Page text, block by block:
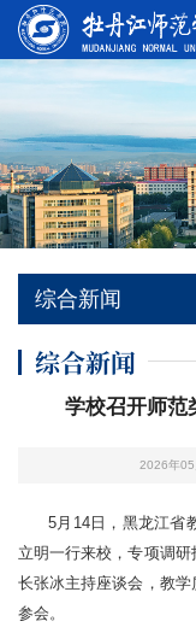
综合新闻
综合新闻
学校召开师范
2026年
5月14日，黑龙江省
立明一行来校，专项调
长张冰主持座谈会，教
参会。